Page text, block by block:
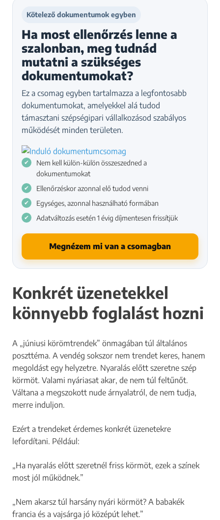
Kötelező dokumentumok egyben
Ha most ellenőrzés lenne a
szalonban, meg tudnád
mutatni a szükséges
dokumentumokat?
Ez a csomag egyben tartalmazza a legfontosabb
dokumentumokat, amelyekkel alá tudod
támasztani szépségipari vállalkozásod szabályos
működését minden területen.
Nem kell külön-külön összeszedned a
dokumentumokat
Ellenőrzéskor azonnal elő tudod venni
Egységes, azonnal használható formában
Adatváltozás esetén 1 évig díjmentesen frissítjük
Megnézem mi van a csomagban
Konkrét üzenetekkel
könnyebb foglalást hozni
A „júniusi körömtrendek” önmagában túl általános
poszttéma. A vendég sokszor nem trendet keres, hanem
megoldást egy helyzetre. Nyaralás előtt szeretne szép
körmöt. Valami nyáriasat akar, de nem túl feltűnőt.
Váltana a megszokott nude árnyalatról, de nem tudja,
merre induljon.
Ezért a trendeket érdemes konkrét üzenetekre
lefordítani. Például:
„Ha nyaralás előtt szeretnél friss körmöt, ezek a színek
most jól működnek.”
„Nem akarsz túl harsány nyári körmöt? A babakék
francia és a vajsárga jó középút lehet.”